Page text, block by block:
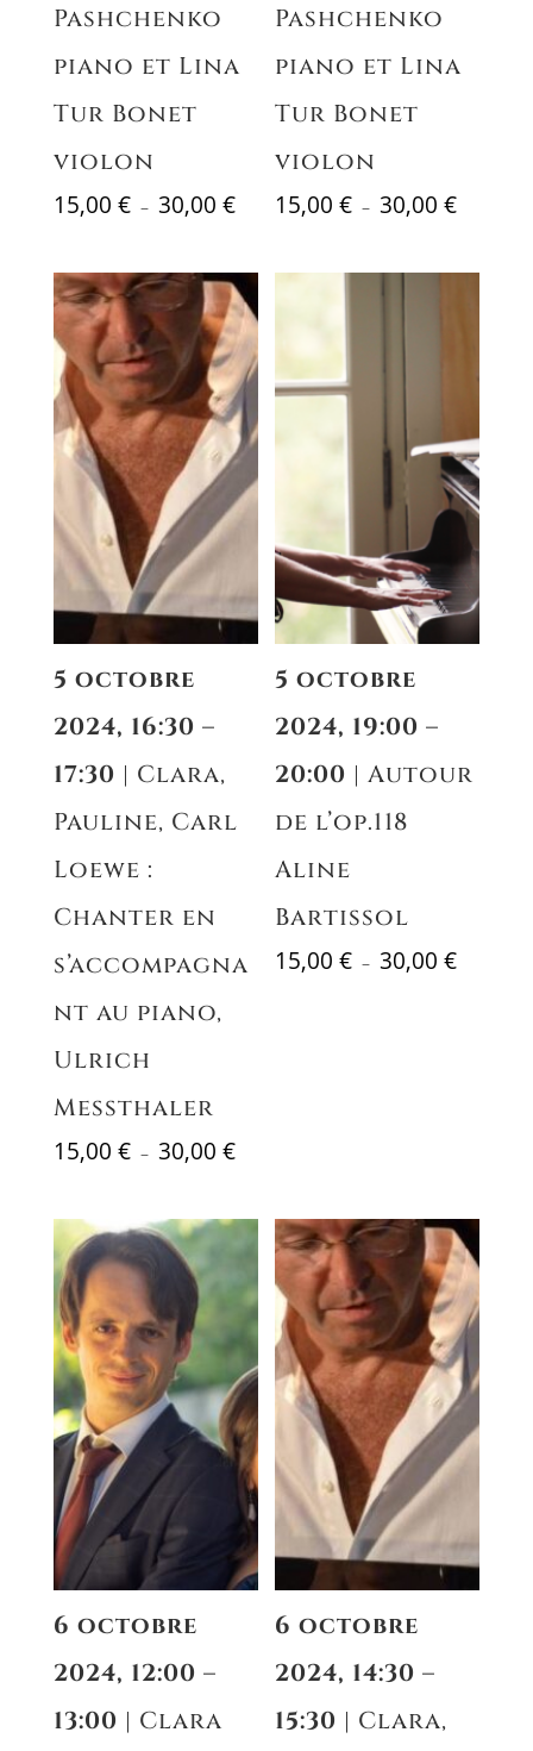
Pashchenko
piano et Lina
Tur Bonet
violon
15,00 € – 30,00 €Plage
15,00 €
à
30,00 €
Pashchenko
piano et Lina
Tur Bonet
violon
15,00€ – 30,00€Plage
15,00 €
5 octobre
2024, 16:30 –
17:30 | Clara,
Pauline, Carl
Loewe :
Chanter en
s’accompagna
nt au piano,
Ulrich
Messthaler
15,00 € – 30,00 €Plage
15,00 €
30,00 €
5 octobre
2024, 19:00 –
20:00 | Autour
de l’op.118
Aline
Bartissol
15,00€ – 30,00€Plage
6 octobre
2024, 12:00 –
13:00 | Clara
6 octobre
2024, 14:30 –
15:30 | Clara,